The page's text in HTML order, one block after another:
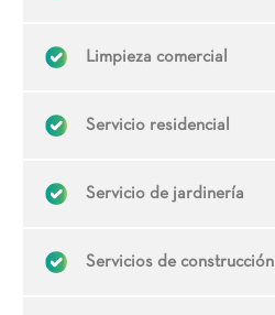
Limpieza comercial
Servicio residencial
Servicio de jardinería
Servicios de construcción